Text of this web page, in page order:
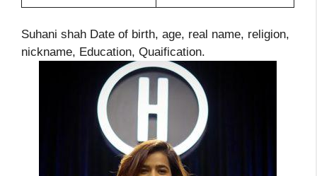
Suhani shah Date of birth, age, real name, religion,
nickname, Education, Quaification.